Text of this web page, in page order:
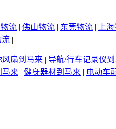
流 | 佛山物流 | 东莞物流 | 上
流 |
风扇到马来 | 导航/行车记录仪
马来 | 健身器材到马来 | 电动车